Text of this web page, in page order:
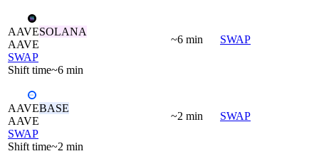
AAVESOLANA
AAVE
SWAP
Shift time~6 min
~6 min SWAP
AAVEBASE
AAVE
SWAP
Shift time~2 min
~2 min SWAP